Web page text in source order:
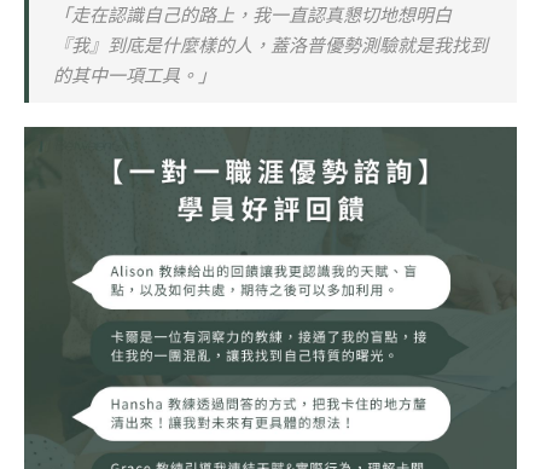
「走在認識自己的路上，我一直認真懇切地想明白
『我』到底是什麼樣的人，蓋洛普優勢測驗就是我找到
的其中一項工具。」